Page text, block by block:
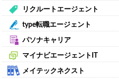
リクルートエージェント
type転職エージェント
パソナキャリア
マイナビエージェントIT
メイテックネクスト